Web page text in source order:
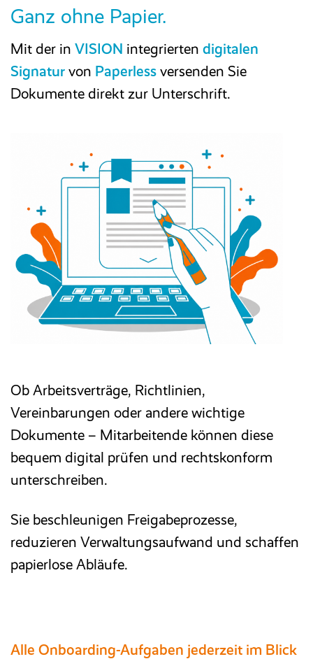
Ganz ohne Papier.
Mit der in VISION integrierten digitalen
Signatur von Paperless versenden Sie
Dokumente direkt zur Unterschrift.
Ob Arbeitsverträge, Richtlinien,
Vereinbarungen oder andere wichtige
Dokumente – Mitarbeitende können diese
bequem digital prüfen und rechtskonform
unterschreiben.
Sie beschleunigen Freigabeprozesse,
reduzieren Verwaltungsaufwand und schaffen
papierlose Abläufe.
Alle Onboarding-Aufgaben jederzeit im Blick